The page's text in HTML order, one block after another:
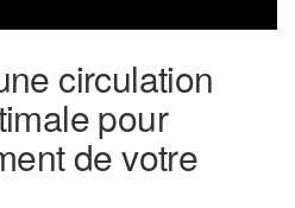
circulation
pour
de votre